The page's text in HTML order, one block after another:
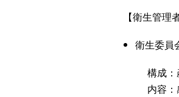
【衛生管理
衛生委員
構成
内容